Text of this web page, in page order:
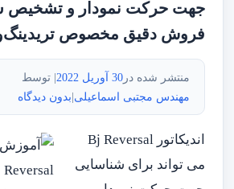
جهت حرکت نمودار و تشخیص
فروش دقیق مخصوص
منتشر شده در30 آوریل 2022
| توسط
مهندس مجتبی اسماعیلی|بدون دیدگاه
اندیکاتور Bj Reversal
می تواند برای شناسایی